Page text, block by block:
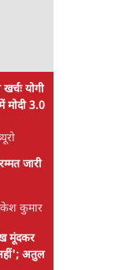
एजेंडा जारी किया-
रोज़गार, सरकारी
योगी
मोदी 3.0
जारी
कुमार
मूंदकर
अतुल